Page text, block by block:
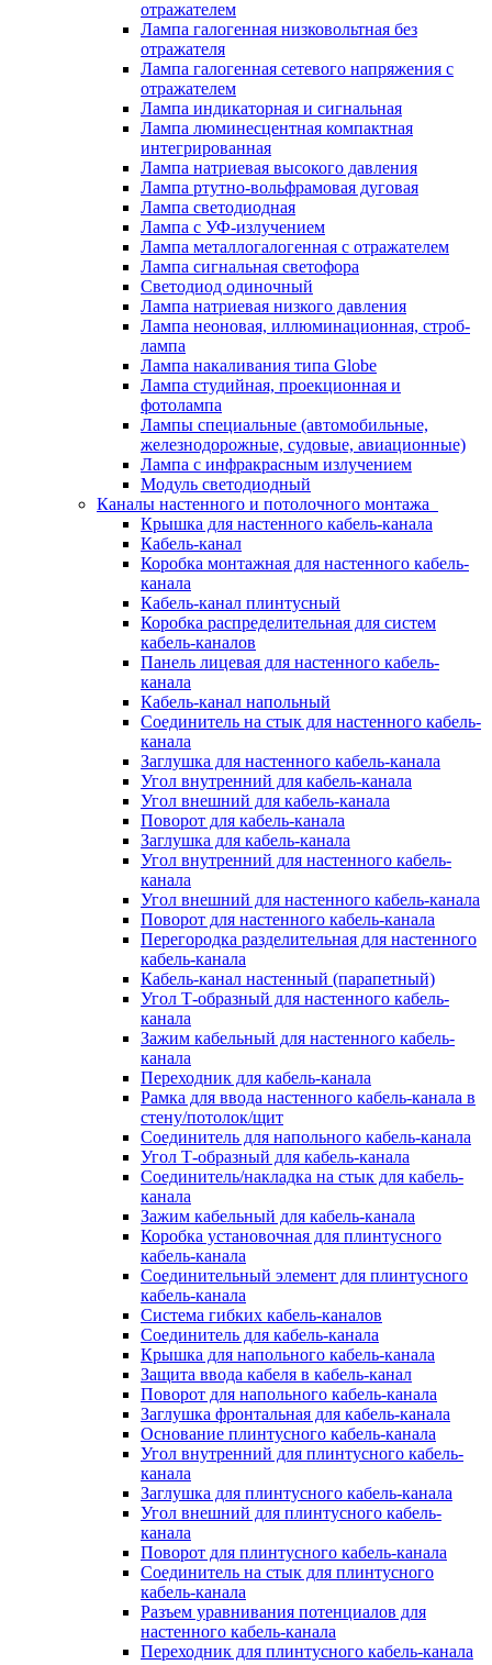
отражателем
Лампа галогенная низковольтная без
отражателя
Лампа галогенная сетевого напряжения с
отражателем
Лампа индикаторная и сигнальная
Лампа люминесцентная компактная
интегрированная
Лампа натриевая высокого давления
Лампа ртутно-вольфрамовая дуговая
Лампа светодиодная
Лампа с УФ-излучением
Лампа металлогалогенная с отражателем
Лампа сигнальная светофора
Светодиод одиночный
Лампа натриевая низкого давления
Лампа неоновая, иллюминационная, строб-
лампа
Лампа накаливания типа Globe
Лампа студийная, проекционная и
фотолампа
Лампы специальные (автомобильные,
железнодорожные, судовые, авиационные)
Лампа с инфракрасным излучением
Модуль светодиодный
Каналы настенного и потолочного монтажа
Крышка для настенного кабель-канала
Кабель-канал
Коробка монтажная для настенного кабель-
канала
Кабель-канал плинтусный
Коробка распределительная для систем
кабель-каналов
Панель лицевая для настенного кабель-
канала
Кабель-канал напольный
Соединитель на стык для настенного кабель-
канала
Заглушка для настенного кабель-канала
Угол внутренний для кабель-канала
Угол внешний для кабель-канала
Поворот для кабель-канала
Заглушка для кабель-канала
Угол внутренний для настенного кабель-
канала
Угол внешний для настенного кабель-канала
Поворот для настенного кабель-канала
Перегородка разделительная для настенного
кабель-канала
Кабель-канал настенный (парапетный)
Угол Т-образный для настенного кабель-
канала
Зажим кабельный для настенного кабель-
канала
Переходник для кабель-канала
Рамка для ввода настенного кабель-канала в
стену/потолок/щит
Соединитель для напольного кабель-канала
Угол Т-образный для кабель-канала
Соединитель/накладка на стык для кабель-
канала
Зажим кабельный для кабель-канала
Коробка установочная для плинтусного
кабель-канала
Соединительный элемент для плинтусного
кабель-канала
Система гибких кабель-каналов
Соединитель для кабель-канала
Крышка для напольного кабель-канала
Защита ввода кабеля в кабель-канал
Поворот для напольного кабель-канала
Заглушка фронтальная для кабель-канала
Основание плинтусного кабель-канала
Угол внутренний для плинтусного кабель-
канала
Заглушка для плинтусного кабель-канала
Угол внешний для плинтусного кабель-
канала
Поворот для плинтусного кабель-канала
Соединитель на стык для плинтусного
кабель-канала
Разъем уравнивания потенциалов для
настенного кабель-канала
Переходник для плинтусного кабель-канала